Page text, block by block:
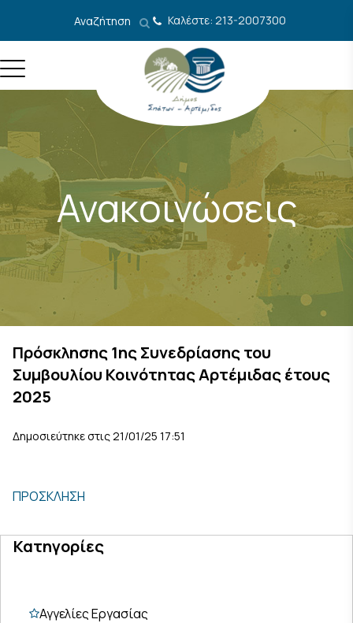
Αναζήτηση Καλέστε: 213-2007300
Ανακοινώσεις
Πρόσκλησης 1ης Συνεδρίασης του
Συμβουλίου Κοινότητας Αρτέμιδας έτους
2025
Δημοσιεύτηκε στις 21/01/25 17:51
ΠΡΟΣΚΛΗΣΗ
Κατηγορίες
Αγγελίες Εργασίας